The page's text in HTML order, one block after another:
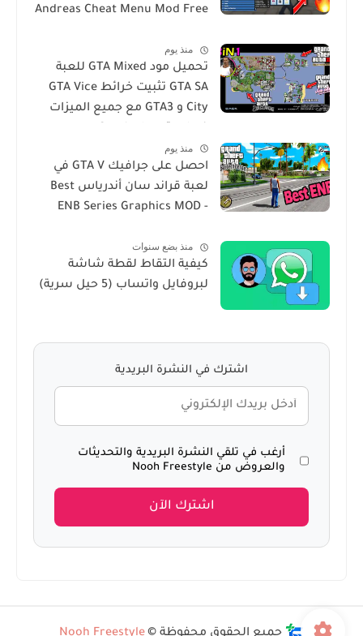
Andreas Cheat Menu Mod Free
منذ يوم
تحميل مود GTA Mixed للعبة
GTA SA تثبيت خرائط GTA Vice
City و GTA3 مع جميع الميزات
منذ يوم
احصل على جرافيك GTA V في
لعبة قراند سان أندرياس Best
ENB Series Graphics MOD -
منذ بضع سنوات
كيفية التقاط لقطة شاشة
لبروفايل واتساب (5 حيل سرية)
اشترك في النشرة البريدية
أرغب في تلقي النشرة البريدية والتحديثات
والعروض من Nooh Freestyle
اشترك الآن